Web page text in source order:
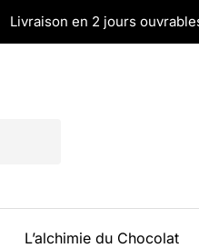
Livraison en 2 jours
L’alchimie du Chocolat